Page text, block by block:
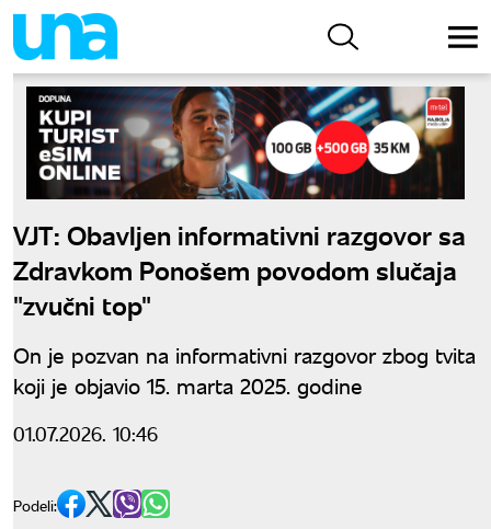
VJT: Obavljen informativni razgovor sa
Zdravkom Ponošem povodom slučaja
"zvučni top"
On je pozvan na informativni razgovor zbog tvita
koji je objavio 15. marta 2025. godine
01.07.2026. 10:46
Podeli: